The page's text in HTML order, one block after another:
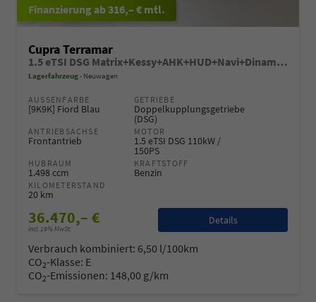
ab 316,– € mtl.
Cupra Terramar
1.5 eTSI DSG Matrix+Kessy+AHK+HUD+Navi+Dinamica+360°+eHeck+GV5
Lagerfahrzeug Neuwagen
AUSSENFARBE
[9K9K] Fiord Blau
GETRIEBE
Doppelkupplungsgetriebe
(DSG)
ANTRIEBSACHSE
Frontantrieb
MOTOR
1.5 eTSI DSG 110kW /
150PS
HUBRAUM
1.498 ccm
KRAFTSTOFF
Benzin
KILOMETERSTAND
20 km
36.470,– €
incl. 19% MwSt.
Details
Verbrauch kombiniert: 6,50 l/100km
CO2-Klasse: E
CO2-Emissionen: 148,00 g/km